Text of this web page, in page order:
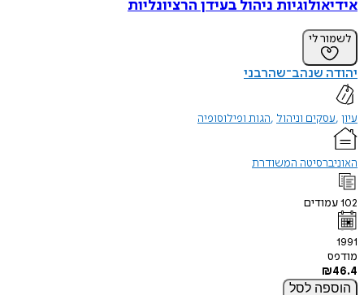
אידיאולוגיות ניהול בעידן הרציונליות
לשמור לי
יהודה שנהב־שהרבני
עיון עסקים וניהול הגות ופילוסופיה
האוניברסיטה המשודרת
102עמודים
1991
מודפס
₪46.4
הוספה לסל